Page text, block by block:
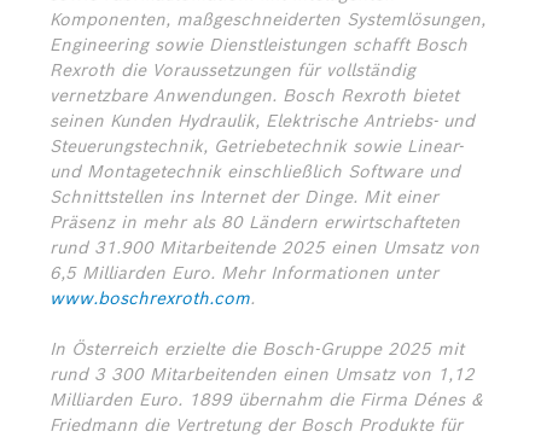
Komponenten, maßgeschneiderten Systemlösungen,
Engineering sowie Dienstleistungen schafft Bosch
Rexroth die Voraussetzungen für vollständig
vernetzbare Anwendungen. Bosch Rexroth bietet
seinen Kunden Hydraulik, Elektrische Antriebs- und
Steuerungstechnik, Getriebetechnik sowie Linear-
und Montagetechnik einschließlich Software und
Schnittstellen ins Internet der Dinge. Mit einer
Präsenz in mehr als 80 Ländern erwirtschafteten
rund 31.900 Mitarbeitende 2025 einen Umsatz von
6,5 Milliarden Euro. Mehr Informationen unter
www.boschrexroth.com.
In Österreich erzielte die Bosch-Gruppe 2025 mit
rund 3 300 Mitarbeitenden einen Umsatz von 1,12
Milliarden Euro. 1899 übernahm die Firma Dénes &
Friedmann die Vertretung der Bosch Produkte für